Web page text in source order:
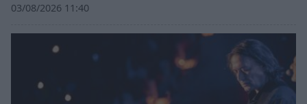
03/08/2026 11:40